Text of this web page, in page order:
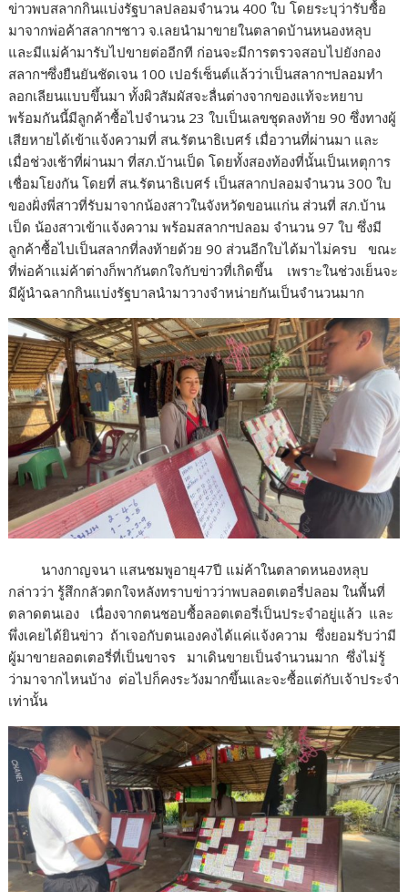
ข่าวพบสลากกินแบ่งรัฐบาลปลอมจำนวน 400 ใบ โดยระบุว่ารับซื้อ
มาจากพ่อค้าสลากฯชาว จ.เลยนำมาขายในตลาดบ้านหนองหลุบ
และมีแม่ค้ามารับไปขายต่ออีกที ก่อนจะมีการตรวจสอบไปยังกอง
สลากฯซึ่งยืนยันชัดเจน 100 เปอร์เซ็นต์แล้วว่าเป็นสลากฯปลอมทำ
ลอกเลียนแบบขึ้นมา ทั้งผิวสัมผัสจะลื่นต่างจากของแท้จะหยาบ
พร้อมกันนี้มีลูกค้าซื้อไปจำนวน 23 ใบเป็นเลขชุดลงท้าย 90 ซึ่งทางผู้
เสียหายได้เข้าแจ้งความที่ สน.รัตนาธิเบศร์ เมื่อวานที่ผ่านมา และ
เมื่อช่วงเช้าที่ผ่านมา ที่สภ.บ้านเป็ด โดยทั้งสองท้องที่นั้นเป็นเหตุการ
เชื่อมโยงกัน โดยที่ สน.รัตนาธิเบศร์ เป็นสลากปลอมจำนวน 300 ใบ
ของฝั่งพี่สาวที่รับมาจากน้องสาวในจังหวัดขอนแก่น ส่วนที่ สภ.บ้าน
เป็ด น้องสาวเข้าแจ้งความ พร้อมสลากฯปลอม จำนวน 97 ใบ ซึ่งมี
ลูกค้าซื้อไปเป็นสลากที่ลงท้ายด้วย 90 ส่วนอีกใบได้มาไม่ครบ ขณะ
ที่พ่อค้าแม่ค้าต่างก็พากันตกใจกับข่าวที่เกิดขึ้น เพราะในช่วงเย็นจะ
มีผู้นำฉลากกินแบ่งรัฐบาลนำมาวางจำหน่ายกันเป็นจำนวนมาก
นางกาญจนา แสนชมพูอายุ47ปี แม่ค้าในตลาดหนองหลุบ
กล่าวว่า รู้สึกกลัวตกใจหลังทราบข่าวว่าพบลอตเตอรี่ปลอม ในพื้นที่
ตลาดตนเอง เนื่องจากตนชอบซื้อลอตเตอรี่เป็นประจำอยู่แล้ว และ
พึ่งเคยได้ยินข่าว ถ้าเจอกับตนเองคงได้แค่แจ้งความ ซึ่งยอมรับว่ามี
ผู้มาขายลอตเตอรี่ที่เป็นขาจร มาเดินขายเป็นจำนวนมาก ซึ่งไม่รู้
ว่ามาจากไหนบ้าง ต่อไปก็คงระวังมากขึ้นและจะซื้อแต่กับเจ้าประจำ
เท่านั้น